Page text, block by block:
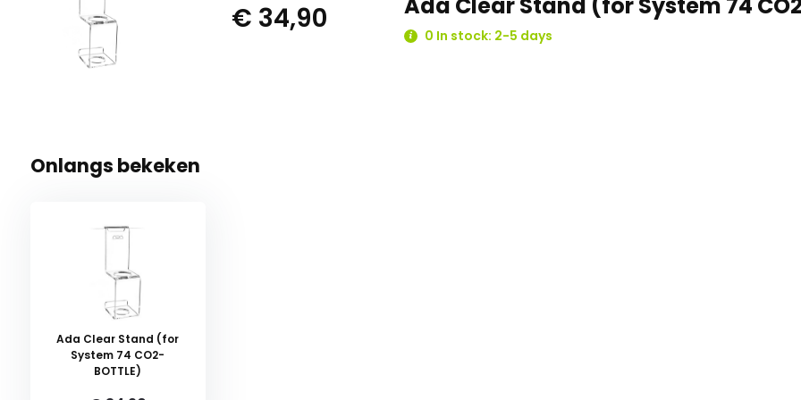
€ 34,90
0 In stock: 2-5 days
Onlangs bekeken
Ada Clear Stand (for
System 74 CO2-
BOTTLE)